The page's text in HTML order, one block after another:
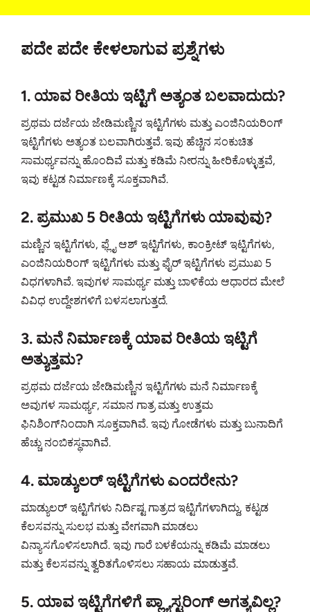
ಪದೇ ಪದೇ ಕೇಳಲಾಗುವ ಪ್ರಶ್ನೆಗಳು
1. ಯಾವ ರೀತಿಯ ಇಟ್ಟಿಗೆ ಅತ್ಯಂತ ಬಲವಾದುದು?
ಪ್ರಥಮ ದರ್ಜೆಯ ಜೇಡಿಮಣ್ಣಿನ ಇಟ್ಟಿಗೆಗಳು ಮತ್ತು ಎಂಜಿನಿಯರಿಂಗ್
ಇಟ್ಟಿಗೆಗಳು ಅತ್ಯಂತ ಬಲವಾಗಿರುತ್ತವೆ. ಇವು ಹೆಚ್ಚಿನ ಸಂಕುಚಿತ
ಸಾಮರ್ಥ್ಯವನ್ನು ಹೊಂದಿವೆ ಮತ್ತು ಕಡಿಮೆ ನೀರನ್ನು ಹೀರಿಕೊಳ್ಳುತ್ತವೆ,
ಇವು ಕಟ್ಟಡ ನಿರ್ಮಾಣಕ್ಕೆ ಸೂಕ್ತವಾಗಿವೆ.
2. ಪ್ರಮುಖ 5 ರೀತಿಯ ಇಟ್ಟಿಗೆಗಳು ಯಾವುವು?
ಮಣ್ಣಿನ ಇಟ್ಟಿಗೆಗಳು, ಫ್ಲೈ ಆಶ್ ಇಟ್ಟಿಗೆಗಳು, ಕಾಂಕ್ರೀಟ್ ಇಟ್ಟಿಗೆಗಳು,
ಎಂಜಿನಿಯರಿಂಗ್ ಇಟ್ಟಿಗೆಗಳು ಮತ್ತು ಫೈರ್ ಇಟ್ಟಿಗೆಗಳು ಪ್ರಮುಖ 5
ವಿಧಗಳಾಗಿವೆ. ಇವುಗಳ ಸಾಮರ್ಥ್ಯ ಮತ್ತು ಬಾಳಿಕೆಯ ಆಧಾರದ ಮೇಲೆ
ವಿವಿಧ ಉದ್ದೇಶಗಳಿಗೆ ಬಳಸಲಾಗುತ್ತದೆ.
3. ಮನೆ ನಿರ್ಮಾಣಕ್ಕೆ ಯಾವ ರೀತಿಯ ಇಟ್ಟಿಗೆ
ಅತ್ಯುತ್ತಮ?
ಪ್ರಥಮ ದರ್ಜೆಯ ಜೇಡಿಮಣ್ಣಿನ ಇಟ್ಟಿಗೆಗಳು ಮನೆ ನಿರ್ಮಾಣಕ್ಕೆ
ಅವುಗಳ ಸಾಮರ್ಥ್ಯ, ಸಮಾನ ಗಾತ್ರ ಮತ್ತು ಉತ್ತಮ
ಫಿನಿಶಿಂಗ್‌ನಿಂದಾಗಿ ಸೂಕ್ತವಾಗಿವೆ. ಇವು ಗೋಡೆಗಳು ಮತ್ತು ಬುನಾದಿಗೆ
ಹೆಚ್ಚು ನಂಬಿಕಸ್ಥವಾಗಿವೆ.
4. ಮಾಡ್ಯುಲರ್ ಇಟ್ಟಿಗೆಗಳು ಎಂದರೇನು?
ಮಾಡ್ಯುಲರ್ ಇಟ್ಟಿಗೆಗಳು ನಿರ್ದಿಷ್ಟ ಗಾತ್ರದ ಇಟ್ಟಿಗೆಗಳಾಗಿದ್ದು, ಕಟ್ಟಡ
ಕೆಲಸವನ್ನು ಸುಲಭ ಮತ್ತು ವೇಗವಾಗಿ ಮಾಡಲು
ವಿನ್ಯಾಸಗೊಳಿಸಲಾಗಿದೆ. ಇವು ಗಾರೆ ಬಳಕೆಯನ್ನು ಕಡಿಮೆ ಮಾಡಲು
ಮತ್ತು ಕೆಲಸವನ್ನು ತ್ವರಿತಗೊಳಿಸಲು ಸಹಾಯ ಮಾಡುತ್ತವೆ.
5. ಯಾವ ಇಟ್ಟಿಗೆಗಳಿಗೆ ಪ್ಲ್ಯಾಸ್ಟರಿಂಗ್ ಅಗತ್ಯವಿಲ್ಲ?